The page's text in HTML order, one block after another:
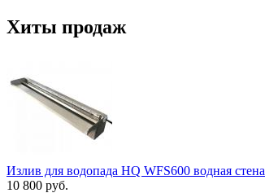
Хиты продаж
Излив для водопада HQ WFS600 водная стена
10 800 руб.